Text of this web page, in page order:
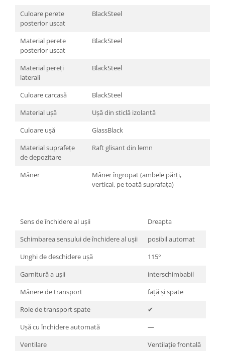
Culoare perete
posterior uscat
BlackSteel
Material perete
posterior uscat
BlackSteel
Material pereţi
laterali
BlackSteel
Culoare carcasă
BlackSteel
Material uşă
Uşă din sticlă izolantă
Culoare uşă
GlassBlack
Material suprafeţe
de depozitare
Raft glisant din lemn
Mâner
Mâner îngropat (ambele părți,
vertical, pe toată suprafața)
Sens de închidere al uşii
Dreapta
Schimbarea sensului de închidere al uşii
posibil automat
Unghi de deschidere uşă
115°
Garnitură a uşii
interschimbabil
Mânere de transport
faţă şi spate
Role de transport spate
✔
Ușă cu închidere automată
—
Ventilare
Ventilaţie frontală